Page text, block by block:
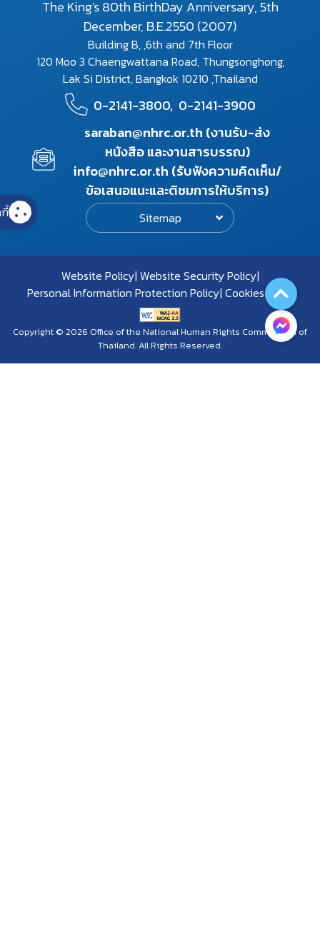
The King's 80th BirthDay Anniversary, 5th
December, B.E.2550 (2007)
Building B, ,6th and 7th Floor
120 Moo 3 Chaengwattana Road, Thungsonghong,
Lak Si District, Bangkok 10210 ,Thailand
0-2141-3800, 0-2141-3900
saraban@nhrc.or.th (งานรับ-ส่ง
หนังสือ และงานสารบรรณ)
info@nhrc.or.th (รับฟังความคิดเห็น/
ข้อเสนอแนะและติชมการให้บริการ)
Sitemap
Website Policy Website Security Policy
Personal Information Protection Policy Cookies Policy
Copyright © 2026 Office of the National Human Rights Commission of
Thailand. All Rights Reserved.